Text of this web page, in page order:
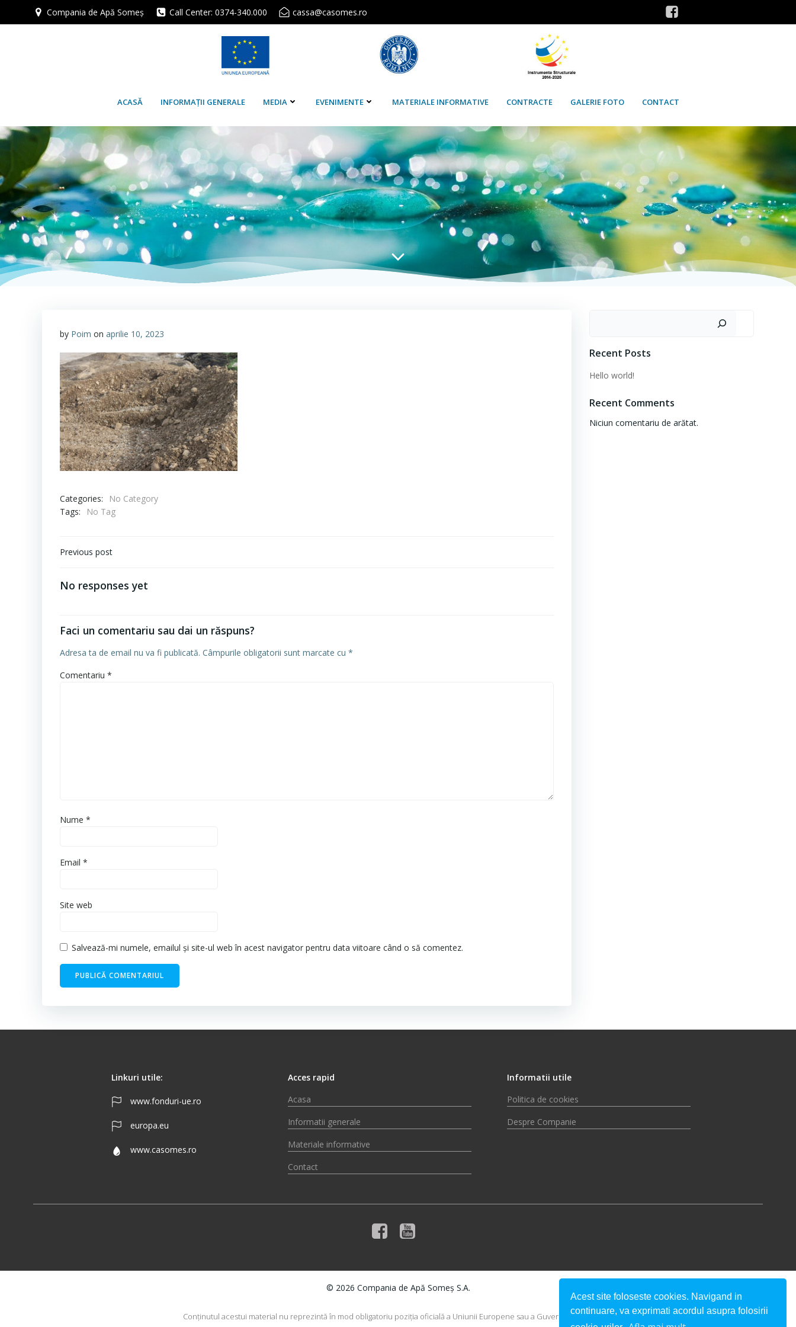
Compania de Apă Someș Call Center: 0374-340.000 cassa@casomes.ro
ACASĂ INFORMAȚII GENERALE MEDIA EVENIMENTE MATERIALE INFORMATIVE CONTRACTE GALERIE FOTO CONTACT
by Poim on aprilie 10, 2023
Categories:
No Category
Tags:
No Tag
Navigare
articole
Previous post
No responses yet
Faci un comentariu sau dai un răspuns?
Adresa ta de email nu va fi publicată. Câmpurile obligatorii sunt marcate cu *
Comentariu *
Nume *
Email *
Site web
Salvează-mi numele, emailul și site-ul web în acest navigator pentru data viitoare când o să comentez.
Recent Posts
Hello world!
Recent Comments
Niciun comentariu de arătat.
Linkuri utile:
www.fonduri-ue.ro
europa.eu
www.casomes.ro
Acces rapid
Acasa
Informatii generale
Materiale informative
Contact
Informatii utile
Politica de cookies
Despre Companie
© 2026 Compania de Apă Someș S.A.
Conţinutul acestui material nu reprezintă în mod obligatoriu poziţia oficială a Uniunii Europene sau a Guvernului României.
Acest site foloseste cookies. Navigand in
continuare, va exprimati acordul asupra folosirii